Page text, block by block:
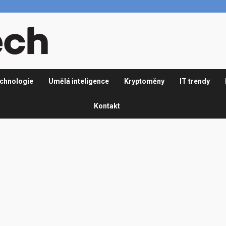
Umělá inteligence Kryptoměny IT trendy
Kontakt